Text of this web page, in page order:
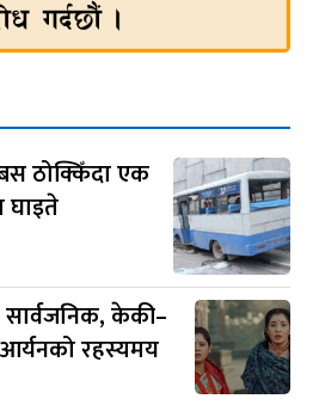
ठोक्किँदा एक
घाइते
सार्वजनिक, केकी–
रहस्यमय